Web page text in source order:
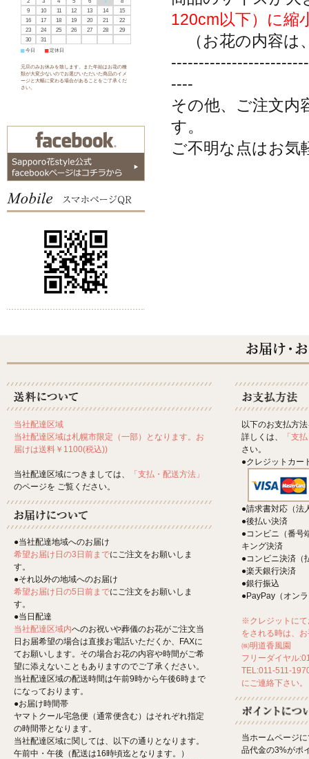
120cm以下）に縮
（お花の内容は
----
その他、ご注文内
す。
ご不明な点はお気
9
10 11 12 13 14
15
16
17 18 19 20 21
22
23
24 25 26 27 28
29
30
31
■ 今日 ■ 定休日
元旦のみお休みを致します。また年始はお花の種
類が大変少ないのでお選びいただいた商品のイメ
ージと大幅に変わる場合があることをご了承くだ
さい。
当社配達区域
当社配達区域は札幌市限定（一部）となります。お
届けは送料￥1100(税込))
当社配達区域につきましては、
「支払・配送方法」
のページを ご覧ください。
●当社配達地域へのお届け
希望お届け日の3日前までにご注文をお願いしま
す。
●それ以外の地域へのお届け
希望お届け日の5日前までにご注文をお願いしま
す。
●当日配達
当社配達区域内へのお祝いや葬儀のお花がご注文当
日お届希望の場合は直接お電話いただくか、FAXに
てお願いします。その場合お花の内容や時間がご希
望に添えないこともありますのでご了承ください。
当社配達区域の配送時間は午前9時から午後6時まで
になっております。
●お届け時間帯
ヤマトクール宅急便（通常便含む）はそれぞれ指定
の時間帯となります。
当社配達区域に関しては、以下の通りとなります。
午前中・午後（配送は16時頃迄となります。）
以下のお支払方
詳しくは、
「支
さい。
●クレジットカー
●請求書対応（法
●後払い決済
●コンビニ（番号
キング決済
●コンビニ決済（
●楽天銀行決済
●銀行振込
●PayPay（オン
※クレジットにて
をされる時は、
㈱明道香風園
フリーダイヤル
TEL:011-511-
にご連絡下さい。
当ホームページ
品代金の3%がポ